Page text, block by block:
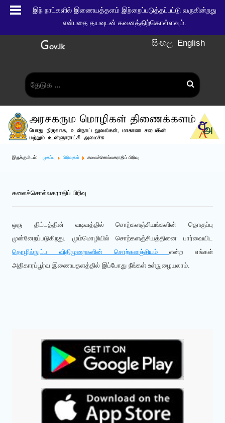
இந் நாட்களில் இணையத்தளம் இற்றைப்படுத்தப்பட்டு வருகின்றது
என்பதை தயவுடன் கவனத்திற்கொள்ளவும்.
සිංහල English
இருக்குமிடம்: முகப்பு பிரிவுகள் கலைச்சொல்லகராதிப் பிரிவு
கலைச்சொல்லகராதிப் பிரிவு
ஒரு திட்டத்தின் வடிவத்தில் சொற்களஞ்சியங்களின் தொகுப்பு
முன்னேறப்படுகிறது. மும்மொழியில் சொற்களஞ்சியத்தினை பார்வையிட
தொழில்நுட்ப விதிமுறைகளின் சொற்களஞ்சியம்என்ற எங்கள்
அதிகாரப்பூர்வ இணையதளத்தில் இப்போது நீங்கள் உள்நுழையலாம்.